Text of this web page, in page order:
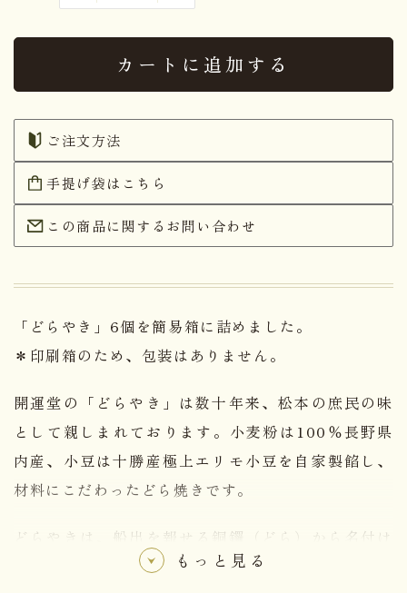
カートに追加する
ご注文方法
手提げ袋はこちら
この商品に関するお問い合わせ
「どらやき」6個を簡易箱に詰めました。
＊印刷箱のため、包装はありません。
開運堂の「どらやき」は数十年来、松本の庶民の味
として親しまれております。小麦粉は100％長野県
内産、小豆は十勝産極上エリモ小豆を自家製餡し、
材料にこだわったどら焼きです。
どらやきは、船出を報せる銅鑼（どら）から名付け
られたと云われており、物事のはじまりや、その無
もっと見る